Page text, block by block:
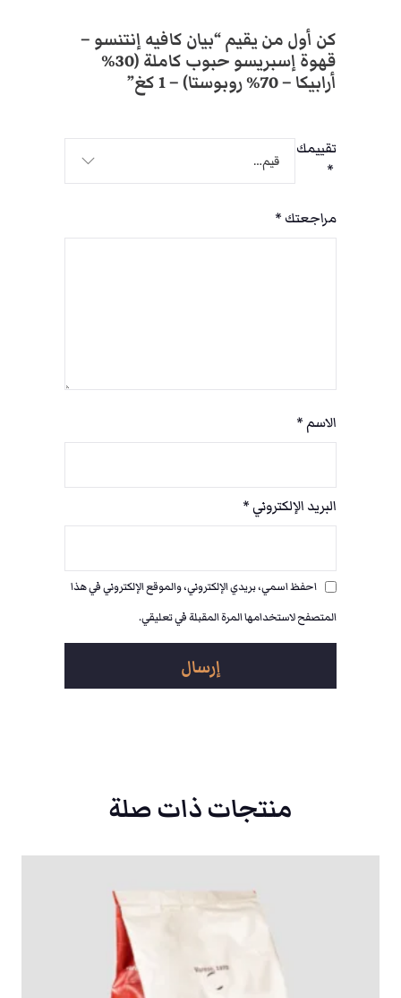
كن أول من يقيم “بيان كافيه إنتنسو –
قهوة إسبريسو حبوب كاملة (30%
أرابيكا – 70% روبوستا) – 1 كغ”
تقييمك
*
مراجعتك *
الاسم*
البريد الإلكتروني *
احفظ اسمي، بريدي الإلكتروني، والموقع الإلكتروني في هذا
المتصفح لاستخدامها المرة المقبلة في تعليقي.
منتجات ذات صلة